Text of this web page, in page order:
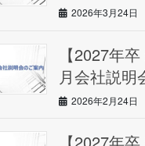
2026年3月24日
【2027年
月会社説明
2026年2月24日